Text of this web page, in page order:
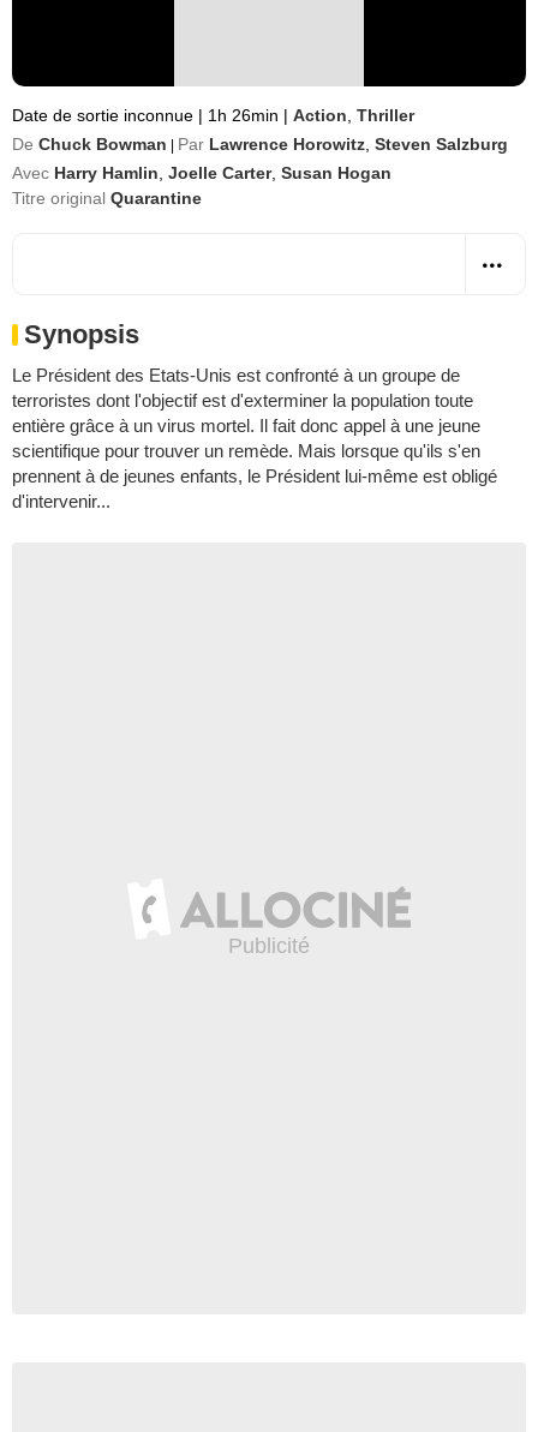
Date de sortie inconnue | 1h 26min | Action Thriller
De Chuck Bowman Par Lawrence Horowitz Steven Salzburg
Avec Harry Hamlin Joelle Carter, Susan Hogan
Titre original Quarantine
Synopsis
Le Président des Etats-Unis est confronté à un groupe de
terroristes dont l'objectif est d'exterminer la population toute
entière grâce à un virus mortel. Il fait donc appel à une jeune
scientifique pour trouver un remède. Mais lorsque qu'ils s'en
prennent à de jeunes enfants, le Président lui-même est obligé
d'intervenir...